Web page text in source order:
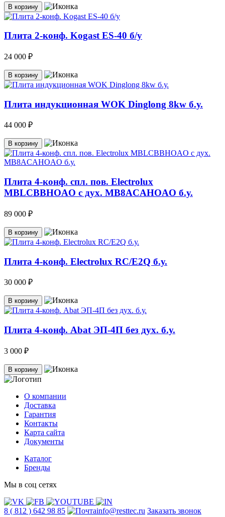
В корзину
Плита 2-конф. Kogast ES-40 б/у
24 000 ₽
В корзину
Плита индукционная WOK Dinglong 8kw б.у.
44 000 ₽
В корзину
Плита 4-конф. спл. пов. Electrolux
MBLCBBHOAO с дух. MB8ACAHOAO б.у.
89 000 ₽
В корзину
Плита 4-конф. Electrolux RC/E2Q б.у.
30 000 ₽
В корзину
Плита 4-конф. Abat ЭП-4П без дух. б.у.
3 000 ₽
В корзину
О компании
Доставка
Гарантия
Контакты
Карта сайта
Документы
Каталог
Бренды
Мы в соц сетях
8 ( 812 ) 642 98 85 info@resttec.ru Заказать звонок